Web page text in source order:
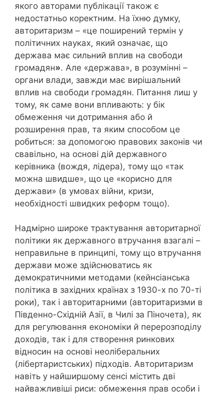
якого авторами публікації також є
недостатньо коректним. На їхню думку,
авторитаризм – «це поширений термін у
політичних науках, який означає, що
держава має сильний вплив на свободи
громадян». Але «держава», в розумінні –
органи влади, завжди має вирішальний
вплив на свободи громадян. Питання лиш у
тому, як саме вони впливають: у бік
обмеження чи дотримання або й
розширення прав, та яким способом це
робиться: за допомогою правових законів чи
свавільно, на основі дій державного
керівника (вождя, лідера), тому що «так
можна швидше», що це «корисно для
держави» (в умовах війни, кризи,
необхідності швидких реформ тощо).
Надмірно широке трактування авторитарної
політики як державного втручання взагалі –
неправильне в принципі, тому що втручання
держави може здійснюватись як
демократичними методами (кейнсіанська
політика в західних країнах з 1930-х по 70-ті
роки), так і авторитарними (авторитаризми в
Південно-Східній Азії, в Чилі за Піночета), як
для регулювання економіки й перерозподілу
доходів, так і для створення ринкових
відносин на основі неоліберальних
(лібертаристських) підходів. Авторитаризм
навіть у найширшому сенсі містить дві
найважливіші риси: обмеження прав особи і